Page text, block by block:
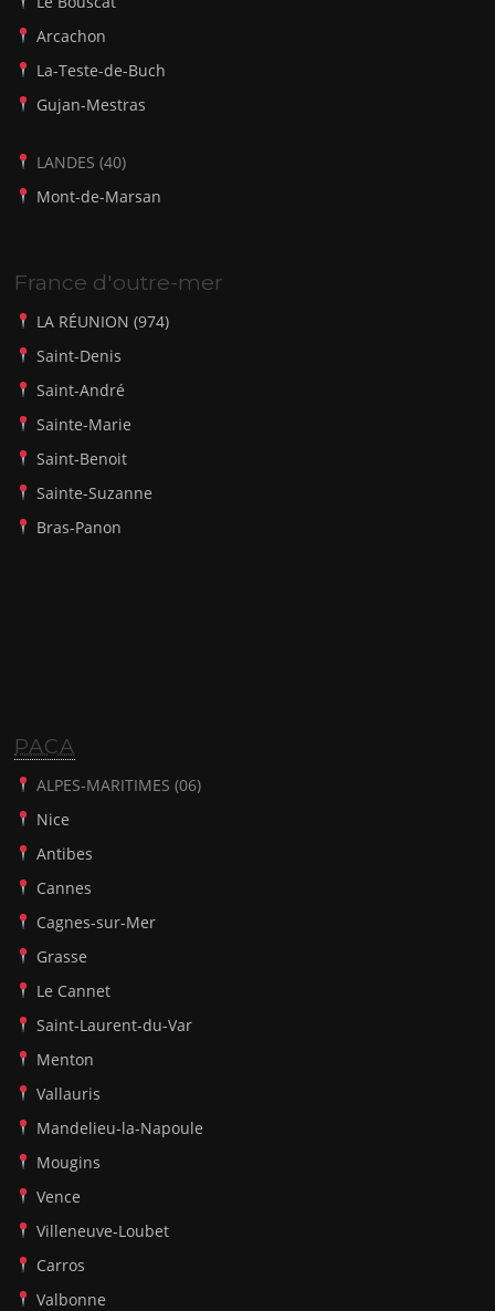
Arcachon
La-Teste-de-Buch
Gujan-Mestras
LANDES (40)
Mont-de-Marsan
France d'outre-mer
LA RÉUNION (974)
Saint-Denis
Saint-André
Sainte-Marie
Saint-Benoit
Sainte-Suzanne
Bras-Panon
PACA
ALPES-MARITIMES (06)
Nice
Antibes
Cannes
Cagnes-sur-Mer
Grasse
Le Cannet
Saint-Laurent-du-Var
Menton
Vallauris
Mandelieu-la-Napoule
Mougins
Vence
Villeneuve-Loubet
Carros
Valbonne